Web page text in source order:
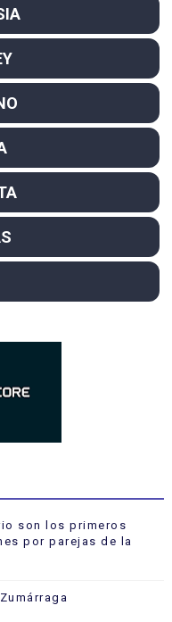
son los primeros
por parejas de la